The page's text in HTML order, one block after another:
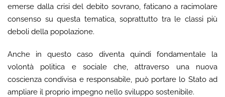
emerse dalla crisi del debito sovrano, faticano a racimolare
consenso su questa tematica, soprattutto tra le classi più
deboli della popolazione.
Anche in questo caso diventa quindi fondamentale la
volontà politica e sociale che, attraverso una nuova
coscienza condivisa e responsabile, può portare lo Stato ad
ampliare il proprio impegno nello sviluppo sostenibile.